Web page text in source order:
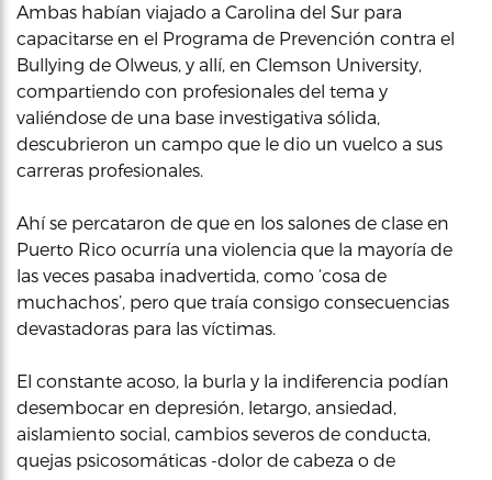
Ambas habían viajado a Carolina del Sur para
capacitarse en el Programa de Prevención contra el
Bullying de Olweus, y allí, en Clemson University,
compartiendo con profesionales del tema y
valiéndose de una base investigativa sólida,
descubrieron un campo que le dio un vuelco a sus
carreras profesionales.
Ahí se percataron de que en los salones de clase en
Puerto Rico ocurría una violencia que la mayoría de
las veces pasaba inadvertida, como ‘cosa de
muchachos’, pero que traía consigo consecuencias
devastadoras para las víctimas.
El constante acoso, la burla y la indiferencia podían
desembocar en depresión, letargo, ansiedad,
aislamiento social, cambios severos de conducta,
quejas psicosomáticas -dolor de cabeza o de